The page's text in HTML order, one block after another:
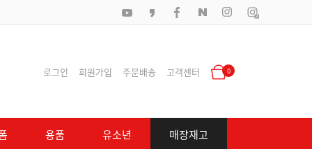
로그인 회원가입 주문배송 고객센터 0
용품 유소년 매장재고